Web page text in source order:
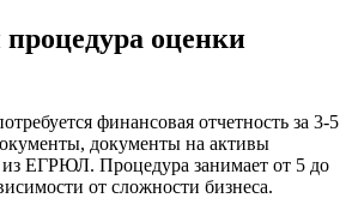
оценки
финансовая отчетность за 3-5
документы на активы
ЕГРЮЛ. Процедура занимает от 5 до
от сложности бизнеса.